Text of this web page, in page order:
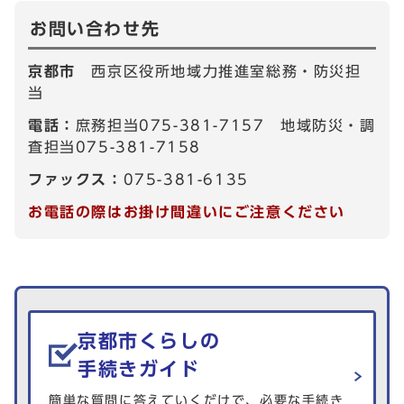
お問い合わせ先
京都市西京区役所地域力推進室総務・防災担
当
電話： 庶務担当075-381-7157 地域防災・調
査担当075-381-7158
ファックス： 075-381-6135
お電話の際はお掛け間違いにご注意ください
生活情報を探す
京都市くらしの
手続きガイド
簡単な質問に答えていくだけで、必要な手続き